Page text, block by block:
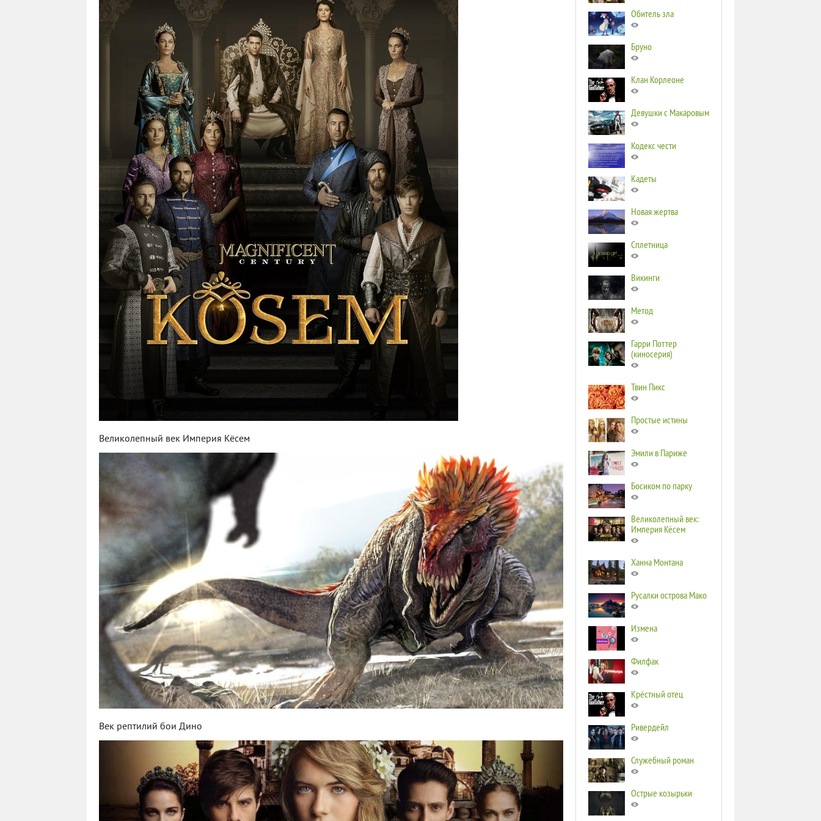
Великолепный век Империя Кёсем
Век рептилий бои Дино
Обитель зла
Бруно
Клан Корлеоне
Девушки с Макаровым
Кодекс чести
Кадеты
Новая жертва
Сплетница
Викинги
Метод
Гарри Поттер
(киносерия)
Твин Пикс
Простые истины
Эмили в Париже
Босиком по парку
Великолепный век:
Империя Кёсем
Ханна Монтана
Русалки острова Мако
Измена
Филфак
Крёстный отец
Ривердейл
Служебный роман
Острые козырьки